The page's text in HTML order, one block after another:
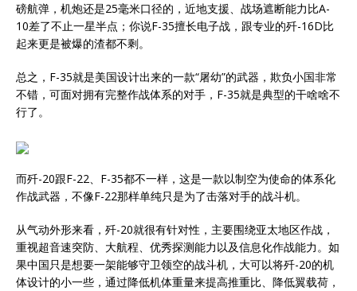
磅航弹，机炮还是25毫米口径的，近地支援、战场遮断能力比A-
10差了不止一星半点；你说F-35擅长电子战，跟专业的歼-16D比
起来更是被爆的渣都不剩。
总之，F-35就是美国设计出来的一款“屠幼”的武器，欺负小国非常
不错，可面对拥有完整作战体系的对手，F-35就是典型的干啥啥不
行了。
而歼-20跟F-22、F-35都不一样，这是一款以制空为使命的体系化
作战武器，不像F-22那样单纯只是为了击落对手的战斗机。
从气动外形来看，歼-20就很有针对性，主要围绕亚太地区作战，
重视超音速突防、大航程、优秀探测能力以及信息化作战能力。如
果中国只是想要一架能够守卫领空的战斗机，大可以将歼-20的机
体设计的小一些，通过降低机体重量来提高推重比、降低翼载荷，